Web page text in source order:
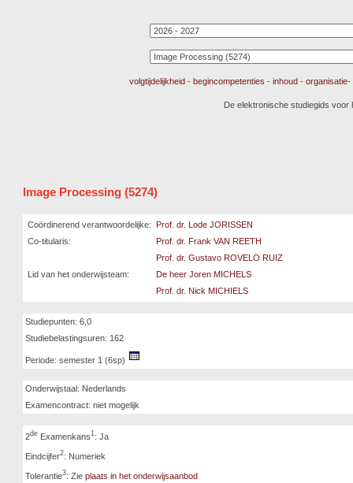
volgtijdelijkheid - begincompetenties - inhoud -
De elektronische studiegids voor
Image Processing (5274)
Coördinerend verantwoordelijke:
Prof. dr. Lode JORISSEN
Co-titularis:
Prof. dr. Frank VAN REETH
Prof. dr. Gustavo ROVELO RUIZ
Lid van het onderwijsteam:
De heer Joren MICHELS
Prof. dr. Nick MICHIELS
Studiepunten: 6,0
Studiebelastingsuren: 162
Periode: semester 1 (6sp)
Onderwijstaal: Nederlands
Examencontract: niet mogelijk
2de Examenkans1: Ja
Eindcijfer2: Numeriek
Tolerantie3: Zie plaats in het onderwijsaanbod